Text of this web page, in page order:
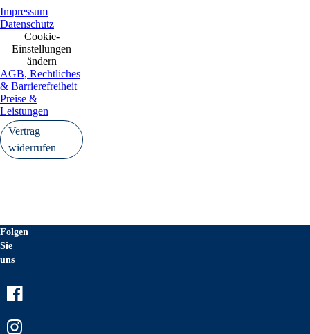
Impressum
Datenschutz
Cookie-
Einstellungen
ändern
AGB, Rechtliches
& Barrierefreiheit
Preise &
Leistungen
Vertrag
widerrufen
Folgen
Sie
uns